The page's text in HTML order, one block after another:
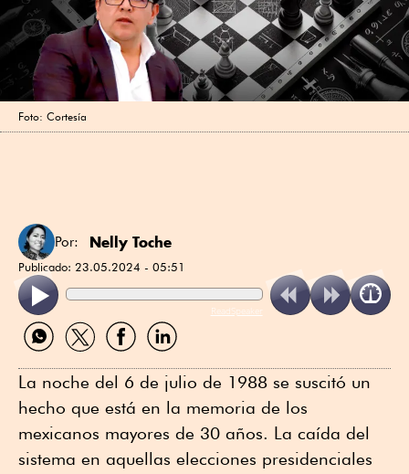
Foto: Cortesía
Por: Nelly Toche
Publicado: 23.05.2024 - 05:51
ReadSpeaker
Compartir
por
Compartir
por
Compartir
por
Compartir
por
La noche del 6 de julio de 1988 se suscitó un
hecho que está en la memoria de los
mexicanos mayores de 30 años. La caída del
sistema en aquellas elecciones presidenciales